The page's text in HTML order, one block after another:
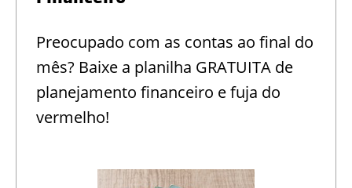
Preocupado com as contas ao final do
mês? Baixe a planilha GRATUITA de
planejamento financeiro e fuja do
vermelho!